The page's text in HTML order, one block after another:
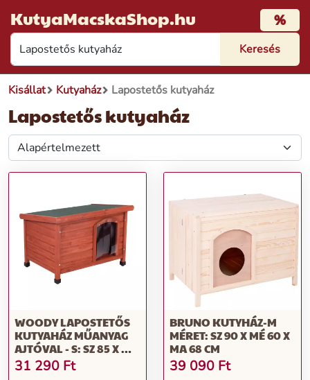
KutyaMacskaShop.hu %
Kisállat Kutyaház Lapostetős kutyaház
Lapostetős kutyaház
WOODY LAPOSTETŐS
KUTYAHÁZ MŰANYAG
AJTÓVAL - S: SZ 85 X MÉ
57 X MA 58CM
31 290 Ft
BRUNO KUTYHÁZ-M
MÉRET: SZ 90 X MÉ 60 X
MA 68 CM
39 090 Ft